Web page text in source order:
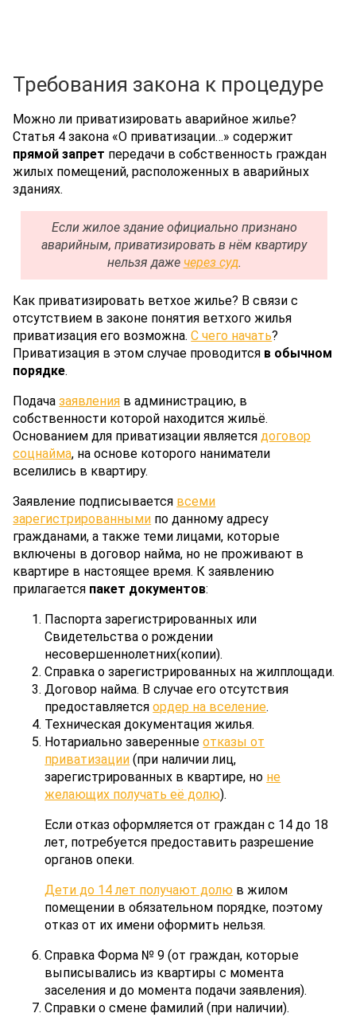
Требования закона к процедуре
Можно ли приватизировать аварийное жилье?
Статья 4 закона «О приватизации…» содержит
прямой запрет передачи в собственность граждан
жилых помещений, расположенных в аварийных
зданиях.
Если жилое здание официально признано
аварийным, приватизировать в нём квартиру
нельзя даже через суд.
Как приватизировать ветхое жилье? В связи с
отсутствием в законе понятия ветхого жилья
приватизация его возможна.С чего начать?
Приватизация в этом случае проводится в обычном
порядке.
Подачазаявления в администрацию, в
собственности которой находится жильё.
Основанием для приватизации являетсядоговор
соцнайма, на основе которого наниматели
вселились в квартиру.
Заявление подписывается всеми
зарегистрированными по данному адресу
гражданами, а также теми лицами, которые
включены в договор найма, но не проживают в
квартире в настоящее время. К заявлению
прилагается пакет документов:
Паспорта зарегистрированных или
Свидетельства о рождении
несовершеннолетних(копии).
Справка о зарегистрированных на жилплощади.
Договор найма. В случае его отсутствия
предоставляетсяордер на вселение.
Техническая документация жилья.
Нотариально заверенныеотказы от
приватизации (при наличии лиц,
зарегистрированных в квартире, но не
желающих получать её долю).
Если отказ оформляется от граждан с 14 до 18
лет, потребуется предоставить разрешение
органов опеки.
Дети до 14 лет получают долю в жилом
помещении в обязательном порядке, поэтому
отказ от их имени оформить нельзя.
Справка Форма № 9 (от граждан, которые
выписывались из квартиры с момента
заселения и до момента подачи заявления).
Справки о смене фамилий (при наличии).